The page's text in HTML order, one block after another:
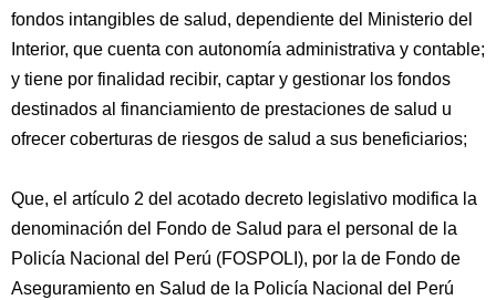
fondos intangibles de salud, dependiente del Ministerio del
Interior, que cuenta con autonomía administrativa y contable;
y tiene por finalidad recibir, captar y gestionar los fondos
destinados al financiamiento de prestaciones de salud u
ofrecer coberturas de riesgos de salud a sus beneficiarios;
Que, el artículo 2 del acotado decreto legislativo modifica la
denominación del Fondo de Salud para el personal de la
Policía Nacional del Perú (FOSPOLI), por la de Fondo de
Aseguramiento en Salud de la Policía Nacional del Perú